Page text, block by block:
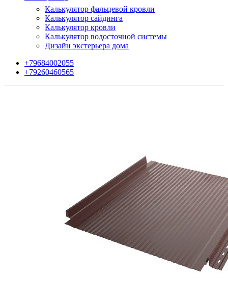
Калькулятор фальцевой кровли
Калькулятор сайдинга
Калькулятор кровли
Калькулятор водосточной системы
Дизайн экстерьера дома
+79684002055
+79260460565